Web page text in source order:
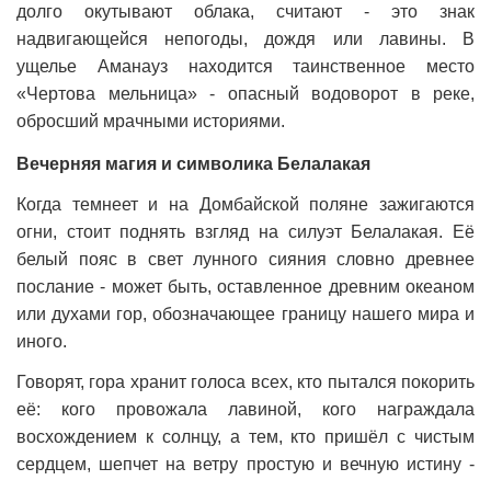
долго окутывают облака, считают - это знак
надвигающейся непогоды, дождя или лавины. В
ущелье Аманауз находится таинственное место
«Чертова мельница» - опасный водоворот в реке,
обросший мрачными историями.
Вечерняя магия и символика Белалакая
Когда темнеет и на Домбайской поляне зажигаются
огни, стоит поднять взгляд на силуэт Белалакая. Её
белый пояс в свет лунного сияния словно древнее
послание - может быть, оставленное древним океаном
или духами гор, обозначающее границу нашего мира и
иного.
Говорят, гора хранит голоса всех, кто пытался покорить
её: кого провожала лавиной, кого награждала
восхождением к солнцу, а тем, кто пришёл с чистым
сердцем, шепчет на ветру простую и вечную истину -